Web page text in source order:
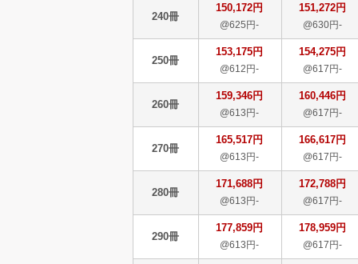
240冊
150,172円
@625円-
151,272円
@630円-
250冊
153,175円
@612円-
154,275円
@617円-
260冊
159,346円
@613円-
160,446円
@617円-
270冊
165,517円
@613円-
166,617円
@617円-
280冊
171,688円
@613円-
172,788円
@617円-
290冊
177,859円
@613円-
178,959円
@617円-